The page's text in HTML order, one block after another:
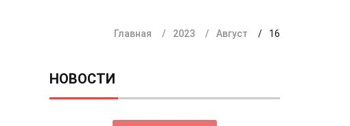
Главная 2023 Август 16
НОВОСТИ